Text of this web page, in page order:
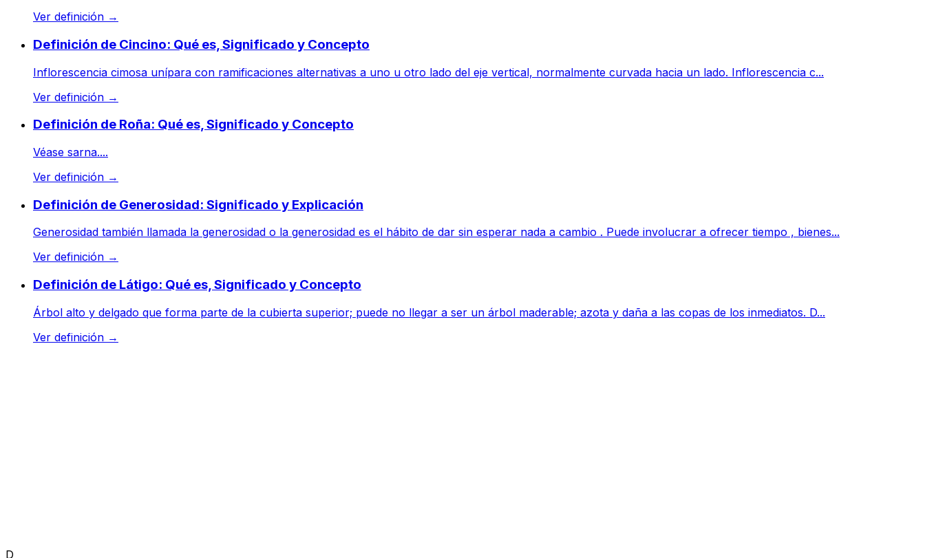
Ver definición →
Definición de Cincino: Qué es, Significado y Concepto
Inflorescencia cimosa unípara con ramificaciones alternativas a uno u otro lado del eje vertical, normalmente curvada hacia un lado. Inflorescencia c...
Ver definición →
Definición de Roña: Qué es, Significado y Concepto
Véase sarna....
Ver definición →
Definición de Generosidad: Significado y Explicación
Generosidad también llamada la generosidad o la generosidad es el hábito de dar sin esperar nada a cambio . Puede involucrar a ofrecer tiempo , bienes...
Ver definición →
Definición de Látigo: Qué es, Significado y Concepto
Árbol alto y delgado que forma parte de la cubierta superior; puede no llegar a ser un árbol maderable; azota y daña a las copas de los inmediatos. D...
Ver definición →
D